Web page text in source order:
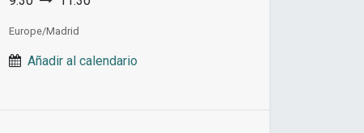
Europe/Madrid
Añadir al calendario